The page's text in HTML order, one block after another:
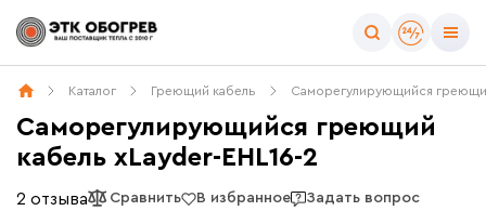
Каталог Греющий кабель Саморегулирующийся
Саморегулирующийся греющий
кабель xLayder-EHL16-2
2 отзыва Сравнить В избранное
Задать вопрос